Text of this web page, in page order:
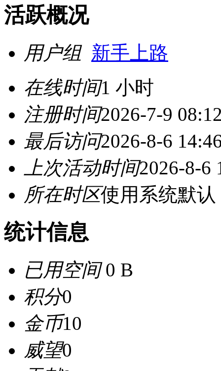
活跃概况
用户组 新手上路
在线时间1 小时
注册时间2026-7-9
最后访问2026-8-6
上次活动时间2026-8-6
所在时区使用系统默认
统计信息
已用空间0 B
积分0
金币10
威望0